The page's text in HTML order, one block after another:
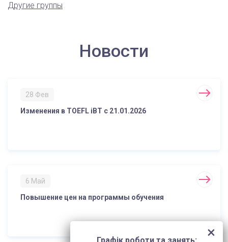
Другие группы
Новости
28 Фев
Изменения в TOEFL iBT с 21.01.2026
6 Май
Повышение цен на программы обучения